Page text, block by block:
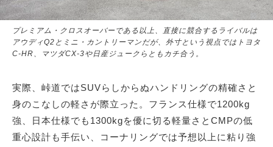
プレミアム・クロスオーバーである以上、直接に競合するライバルは
アウディQ2とミニ・カントリーマンだが、外寸という視点ではトヨタ
C-HR、マツダCX-3や日産ジュークらともカチ合う。
実際、峠道ではSUVらしからぬハンドリングの精確さと
身のこなしの軽さが際立った。フランス仕様で1200kg
強、日本仕様でも1300kgを優に切る軽量さとCMPの低
重心設計も手伝い、コーナリングでは予想以上に粘り強